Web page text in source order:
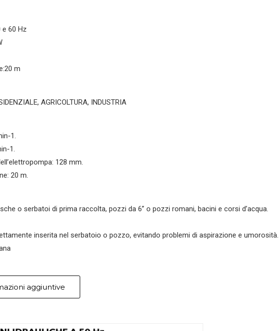
60 Hz
m
AGRICOLTURA, INDUSTRIA
1.
1.
128 mm.
20 m.
o serbatoi di prima raccolta, pozzi da 6” o pozzi romani, bacini e corsi d’acqua.
inserita nel serbatoio o pozzo, evitando problemi di aspirazione e umorosità.
aggiuntive